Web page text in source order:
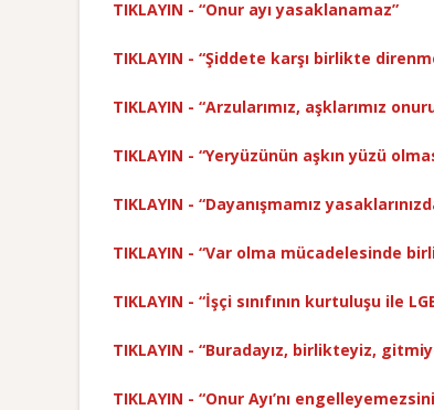
TIKLAYIN - “Onur ayı yasaklanamaz”
TIKLAYIN - “Şiddete karşı birlikte
TIKLAYIN - “Arzularımız, aşklarımız
TIKLAYIN - “Yeryüzünün aşkın yüzü
TIKLAYIN - “Dayanışmamız
TIKLAYIN - “Var olma mücadelesinde
TIKLAYIN - “İşçi sınıfının kurtuluşu ile
TIKLAYIN - “Buradayız, birlikteyiz,
TIKLAYIN - “Onur Ayı’nı